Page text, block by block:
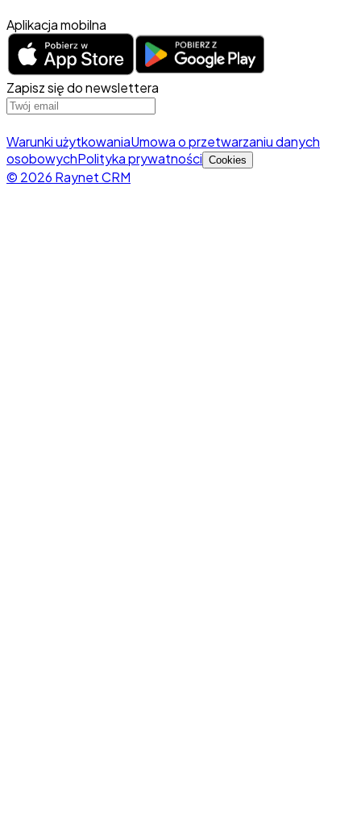
Aplikacja mobilna
Zapisz się do newslettera
Warunki użytkowaniaUmowa o przetwarzaniu danych
osobowychPolityka prywatności Cookies
© 2026 Raynet CRM